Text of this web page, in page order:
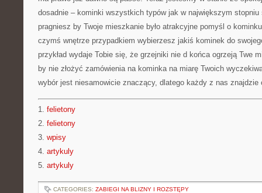
dosadnie – kominki wszystkich typów jak w największym
pragniesz by Twoje mieszkanie było atrakcyjne pomyśl o
czymś wnętrze przypadkiem wybierzesz jakiś kominek do
przykład wydaje Tobie się, że grzejniki nie d końca ogrzeją Twe
by nie złożyć zamówienia na kominka na miarę Twoich
wybór jest niesamowicie znaczący, dlatego każdy z nas znajdzie
1. felietony
2. felietony
3. wpisy
4. artykuly
5. artykuly
CATEGORIES: ZABIEGI NA BLIZNY I ROZSTĘPY